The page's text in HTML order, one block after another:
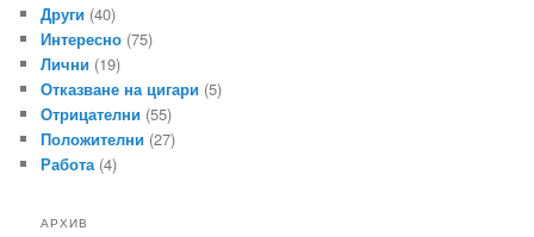
Други (40)
Интересно (75)
Лични (19)
Отказване на цигари (5)
Отрицателни (55)
Положителни (27)
Работа (4)
АРХИВ